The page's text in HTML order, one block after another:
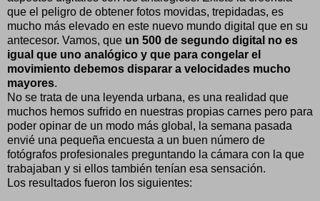
que el peligro de obtener fotos movidas, trepidadas, es
mucho más elevado en este nuevo mundo digital que en su
antecesor. Vamos, que un 500 de segundo digital no es
igual que uno analógico y que para congelar el
movimiento debemos disparar a velocidades mucho
mayores.
No se trata de una leyenda urbana, es una realidad que
muchos hemos sufrido en nuestras propias carnes pero para
poder opinar de un modo más global, la semana pasada
envié una pequeña encuesta a un buen número de
fotógrafos profesionales preguntando la cámara con la que
trabajaban y si ellos también tenían esa sensación.
Los resultados fueron los siguientes: